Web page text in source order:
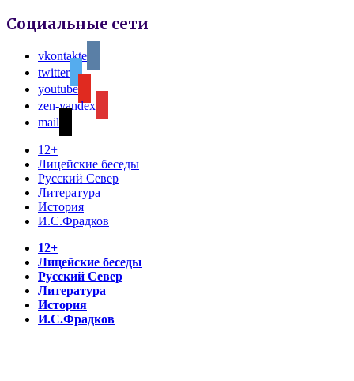
Социальные сети
vkontakte
twitter
youtube
zen-yandex
mail
12+
Лицейские беседы
Русский Север
Литература
История
И.С.Фрадков
12+
Лицейские беседы
Русский Север
Литература
История
И.С.Фрадков